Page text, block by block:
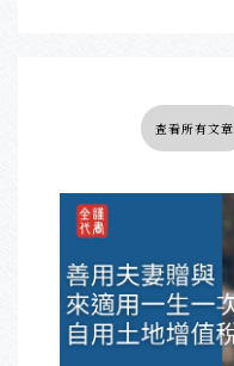
查看所有文章